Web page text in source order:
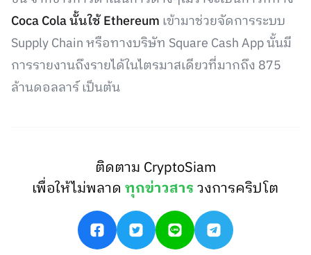
Coca Cola นั้นใช้ Ethereum เข้ามาช่วยจัดการระบบ
Supply Chain หรือทางบริษัท Square Cash App นั้นมี
การรายงานถึงรายได้ในไตรมาสเดียวที่มากถึง 875
ล้านดอลลาร์ เป็นต้น
ติดตาม CryptoSiam
เพื่อให้ไม่พลาดทุกข่าวสารวงการคริปโต